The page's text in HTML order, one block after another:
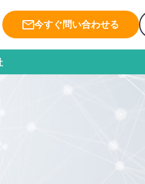
今すぐ問い合わせる